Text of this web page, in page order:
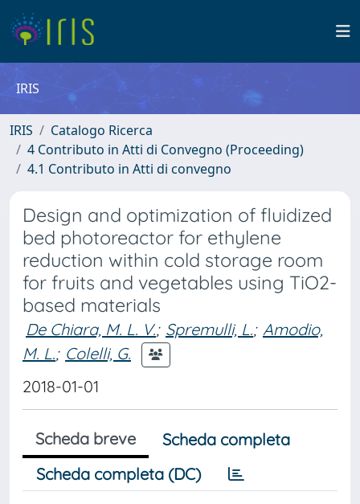
IRIS
IRIS
Catalogo Ricerca
4 Contributo in Atti di Convegno (Proceeding)
4.1 Contributo in Atti di convegno
Design and optimization of fluidized
bed photoreactor for ethylene
reduction within cold storage room
for fruits and vegetables using TiO2-
based materials
De Chiara, M. L. V.; Spremulli, L.; Amodio,
M. L.; Colelli, G.
2018-01-01
Scheda breve
Scheda completa
Scheda completa (DC)